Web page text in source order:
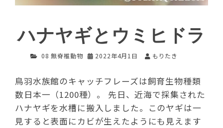
ハナヤギとウミヒドラ
08 無脊椎動物 2022年4月1日 もりたき
鳥羽水族館のキャッチフレーズは飼育生物種類
数日本一（1200種）。 先日、近海で採集された
ハナヤギを水槽に搬入しました。このヤギは一
見すると表面にカビが生えたようにも見えます